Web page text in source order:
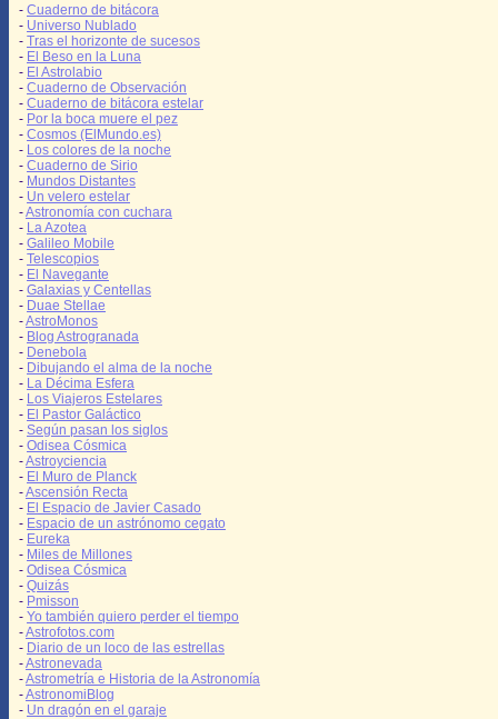
- Cuaderno de bitácora
- Universo Nublado
- Tras el horizonte de sucesos
- El Beso en la Luna
- El Astrolabio
- Cuaderno de Observación
- Cuaderno de bitácora estelar
- Por la boca muere el pez
- Cosmos (ElMundo.es)
- Los colores de la noche
- Cuaderno de Sirio
- Mundos Distantes
- Un velero estelar
-Astronomía con cuchara
- La Azotea
- Galileo Mobile
- Telescopios
- El Navegante
- Galaxias y Centellas
- Duae Stellae
-AstroMonos
- Blog Astrogranada
- Denebola
- Dibujando el alma de la noche
- La Décima Esfera
- Los Viajeros Estelares
- El Pastor Galáctico
- Según pasan los siglos
- Odisea Cósmica
-Astroyciencia
- El Muro de Planck
-Ascensión Recta
- El Espacio de Javier Casado
- Espacio de un astrónomo cegato
- Eureka
- Miles de Millones
- Odisea Cósmica
- Quizás
- Pmisson
- Yo también quiero perder el tiempo
-Astrofotos.com
- Diario de un loco de las estrellas
-Astronevada
-Astrometría e Historia de la Astronomía
-AstronomiBlog
- Un dragón en el garaje